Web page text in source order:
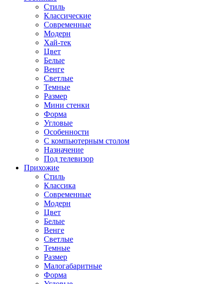
Стиль
Классические
Современные
Модерн
Хай-тек
Цвет
Белые
Венге
Светлые
Темные
Размер
Мини стенки
Форма
Угловые
Особенности
С компьютерным столом
Назначение
Под телевизор
Прихожие
Стиль
Классика
Современные
Модерн
Цвет
Белые
Венге
Светлые
Темные
Размер
Малогабаритные
Форма